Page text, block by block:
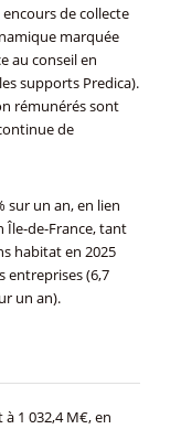
de collecte
marquée
au conseil en
supports Predica).
rémunérés sont
de
sur un an, en lien
Île-de-France, tant
habitat en 2025
entreprises (6,7
un an).
1 032,4 M€, en